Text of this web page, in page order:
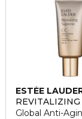
ESTÉE
Global Anti-